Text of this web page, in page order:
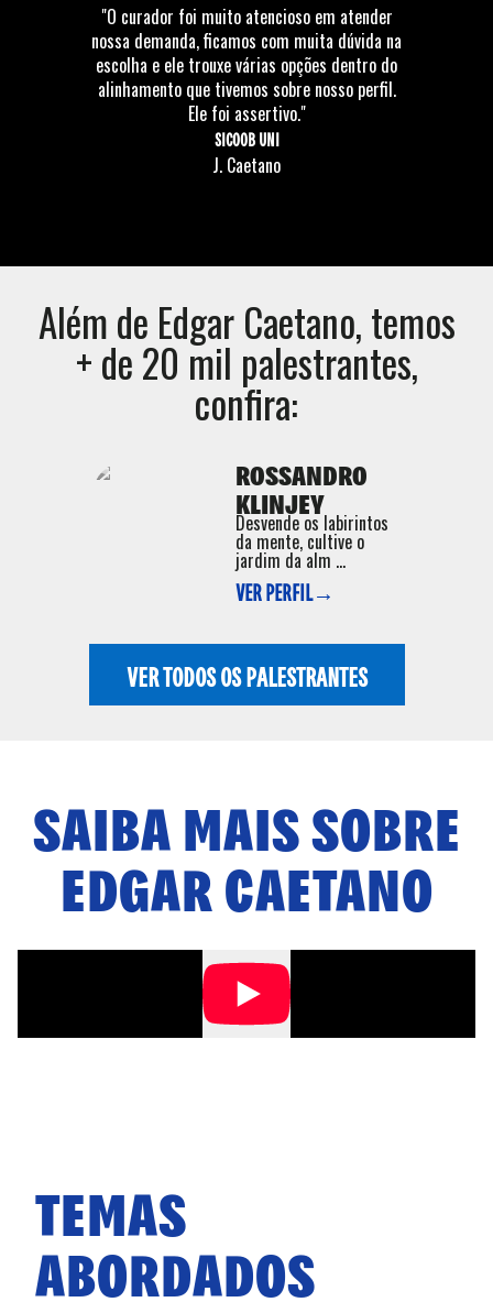
"O curador foi muito atencioso em atender
nossa demanda, ficamos com muita dúvida na
escolha e ele trouxe várias opções dentro do
alinhamento que tivemos sobre nosso perfil.
Ele foi assertivo."
SICOOB UNI
J. Caetano
Além de Edgar Caetano, temos
+ de 20 mil palestrantes,
confira:
ROSSANDRO
KLINJEY
Desvende os labirintos
da mente, cultive o
jardim da alm ...
VER PERFIL→
VER TODOS OS PALESTRANTES
SAIBA MAIS SOBRE
EDGAR CAETANO
TEMAS
ABORDADOS